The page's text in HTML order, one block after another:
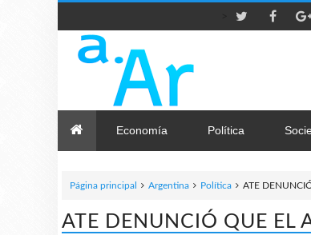
Economía Política
Página principal Argentina Política ATE
ATE DENUNCIÓ QUE EL